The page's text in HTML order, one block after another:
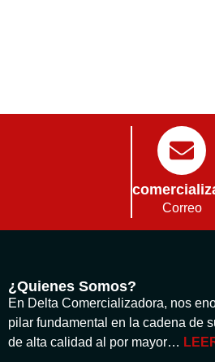
Correo
¿Quienes Somos?
En Delta Comercializadora, nos
pilar fundamental en la cadena de
de alta calidad al por mayor…